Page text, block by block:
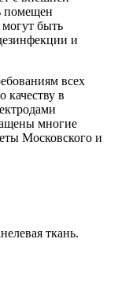
помещен
быть
и
всех
в
многие
Московского и
ткань.